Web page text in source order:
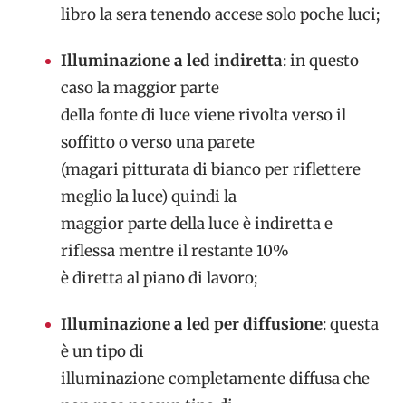
libro la sera tenendo accese solo poche luci;
Illuminazione a led indiretta: in questo
caso la maggior parte
della fonte di luce viene rivolta verso il
soffitto o verso una parete
(magari pitturata di bianco per riflettere
meglio la luce) quindi la
maggior parte della luce è indiretta e
riflessa mentre il restante 10%
è diretta al piano di lavoro;
Illuminazione a led per diffusione: questa
è un tipo di
illuminazione completamente diffusa che